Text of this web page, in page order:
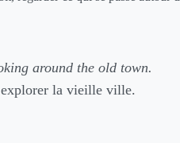
around the old town.
explorer la vieille ville.